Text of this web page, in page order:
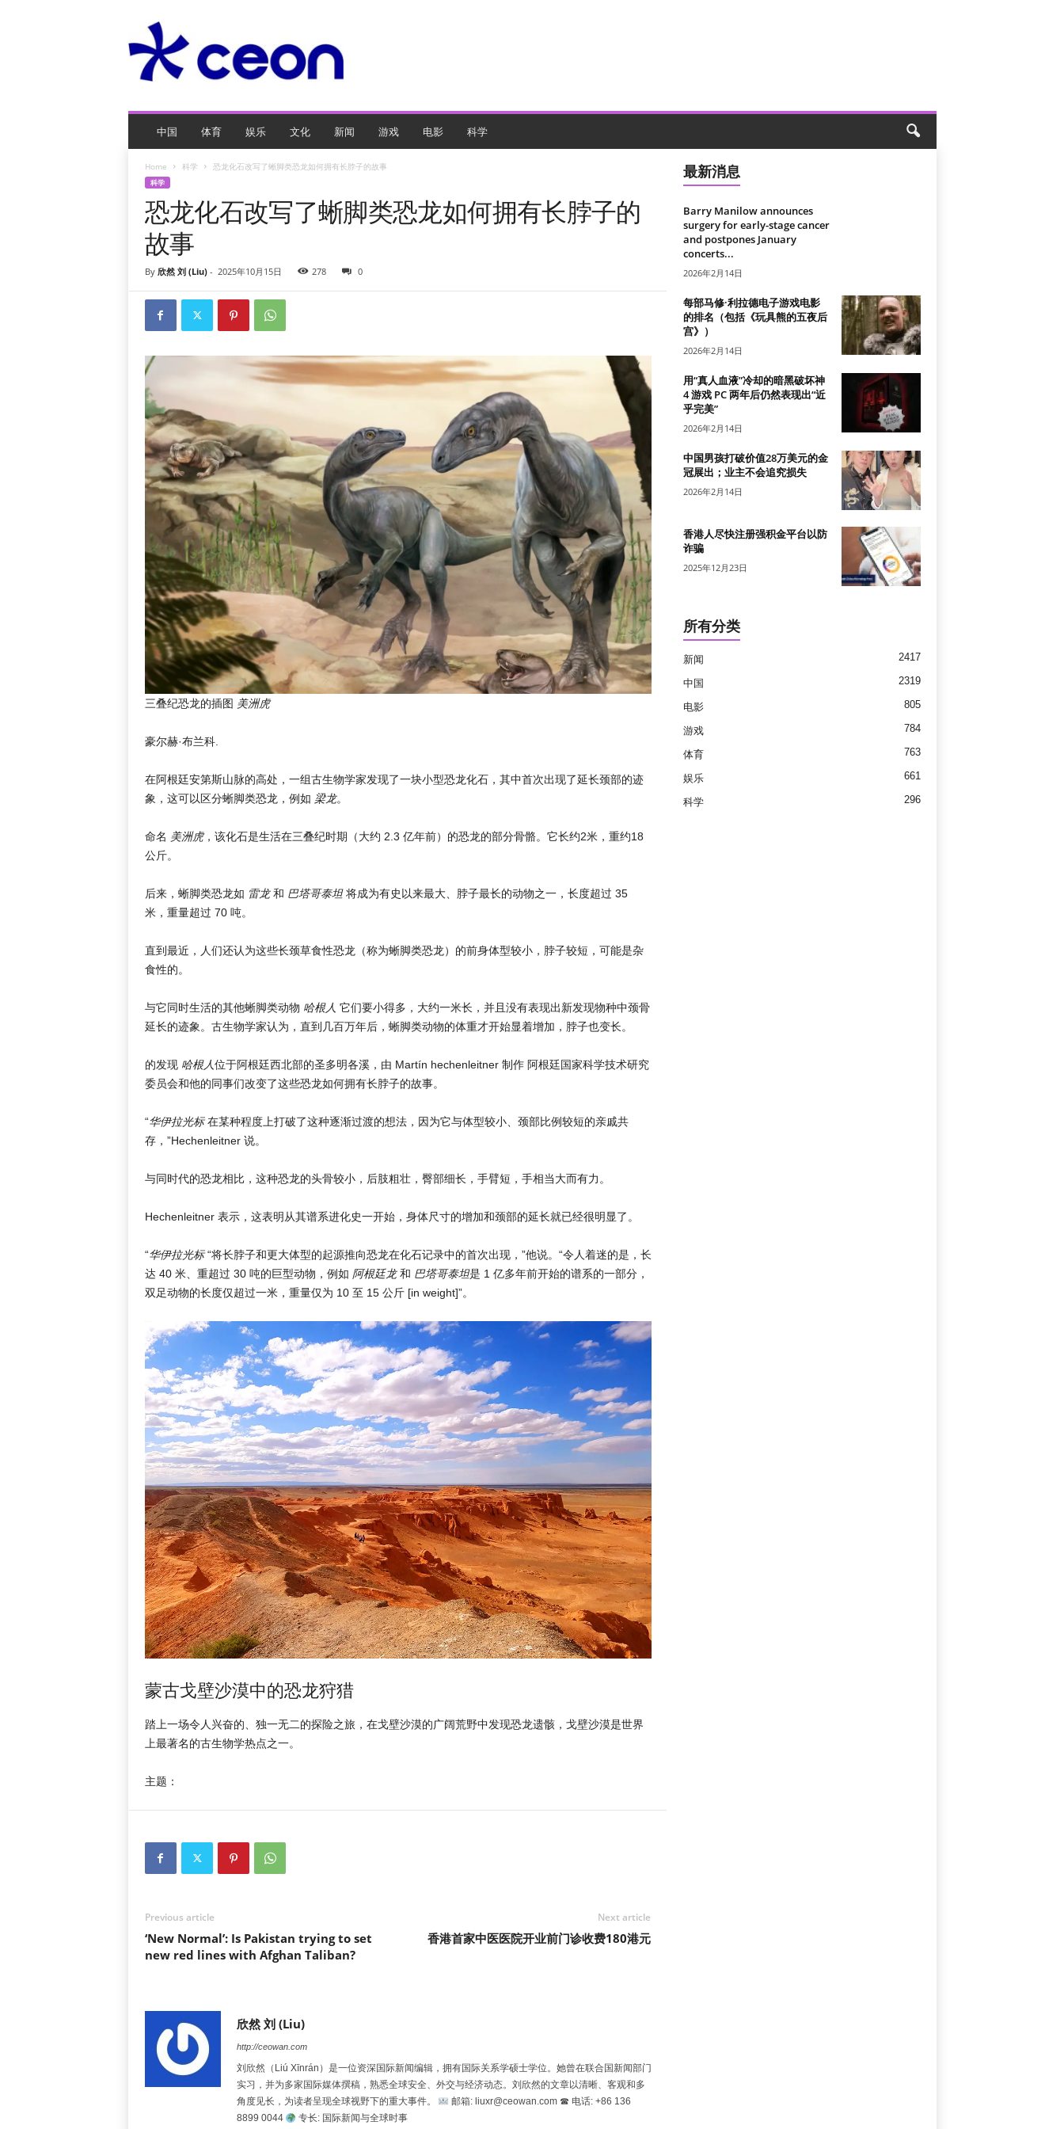
O
游
中国 体育 娱乐 文化 新闻 游戏 电影 科学
Home 科学 恐龙化石改写了蜥脚类恐龙如何拥有长脖子的故事
科学
恐龙化石改写了蜥脚类恐龙如何拥有长脖子的
故事
By 欣然 刘 (Liu)- 2025年10月15日 278 0
三叠纪恐龙的插图 美洲虎
豪尔赫·布兰科.
在阿根廷安第斯山脉的高处，一组古生物学家发现了一块小型恐龙化石，其中首次出现了延长颈部的迹
象，这可以区分蜥脚类恐龙，例如 梁龙。
命名 美洲虎，该化石是生活在三叠纪时期（大约 2.3 亿年前）的恐龙的部分骨骼。它长约2米，重约18
公斤。
后来，蜥脚类恐龙如 雷龙和 巴塔哥泰坦将成为有史以来最大、脖子最长的动物之一，长度超过 35
米，重量超过 70 吨。
直到最近，人们还认为这些长颈草食性恐龙（称为蜥脚类恐龙）的前身体型较小，脖子较短，可能是杂
食性的。
与它同时生活的其他蜥脚类动物 哈根人 它们要小得多，大约一米长，并且没有表现出新发现物种中颈骨
延长的迹象。古生物学家认为，直到几百万年后，蜥脚类动物的体重才开始显着增加，脖子也变长。
的发现 哈根人位于阿根廷西北部的圣多明各溪，由 Martín hechenleitner 制作 阿根廷国家科学技术研究
委员会和他的同事们改变了这些恐龙如何拥有长脖子的故事。
“华伊拉光标在某种程度上打破了这种逐渐过渡的想法，因为它与体型较小、颈部比例较短的亲戚共
存，”Hechenleitner 说。
与同时代的恐龙相比，这种恐龙的头骨较小，后肢粗壮，臀部细长，手臂短，手相当大而有力。
Hechenleitner 表示，这表明从其谱系进化史一开始，身体尺寸的增加和颈部的延长就已经很明显了。
“华伊拉光标“将长脖子和更大体型的起源推向恐龙在化石记录中的首次出现，”他说。“令人着迷的是，长
达 40 米、重超过 30 吨的巨型动物，例如 阿根廷龙和 巴塔哥泰坦是 1 亿多年前开始的谱系的一部分，
双足动物的长度仅超过一米，重量仅为 10 至 15 公斤 [in weight]”。
蒙古戈壁沙漠中的恐龙狩猎
踏上一场令人兴奋的、独一无二的探险之旅，在戈壁沙漠的广阔荒野中发现恐龙遗骸，戈壁沙漠是世界
上最著名的古生物学热点之一。
主题：
Previous article
‘New Normal’: Is Pakistan trying to set
new red lines with Afghan Taliban?
Next article
香港首家中医医院开业前门诊收费180港元
欣然 刘 (Liu)
http://ceowan.com
刘欣然（Liú Xīnrán）是一位资深国际新闻编辑，拥有国际关系学硕士学位。她曾在联合国新闻部门
实习，并为多家国际媒体撰稿，熟悉全球安全、外交与经济动态。刘欣然的文章以清晰、客观和多
角度见长，为读者呈现全球视野下的重大事件。
邮箱: liuxr@ceowan.com ☎ 电话: +86 136
8899 0044
专长: 国际新闻与全球时事
最新消息
Barry Manilow announces
surgery for early-stage cancer
and postpones January
concerts...
2026年2月14日
每部马修·利拉德电子游戏电影
的排名（包括《玩具熊的五夜后
宫》）
2026年2月14日
用“真人血液”冷却的暗黑破坏神
4 游戏 PC 两年后仍然表现出“近
乎完美”
2026年2月14日
中国男孩打破价值28万美元的金
冠展出；业主不会追究损失
2026年2月14日
香港人尽快注册强积金平台以防
诈骗
2025年12月23日
所有分类
新闻 2417
中国 2319
电影 805
游戏 784
体育 763
娱乐 661
科学 296